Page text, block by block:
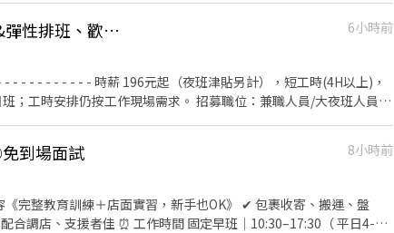
主度高・享津貼加給(需自備機車+駕照) ✅工作內容: 📦 包裹收
護作業 🔄 配合店到店內容調整與支援有人店 🛵 鄰近門市調店支援
13:30 (配合 2-5 小時依照貨量彈性排班) ▸ 晚班:
03:30 (配合 2-4 小時依照貨量彈性排班) ▸ 假日班: 早班 07:00-
排班說明: 平日一週給班 3-5 天, 假日配合主管排班 💰薪資 (含津貼
/ 平鎮 / 八德 / 中壢 💪 其他區域也歡迎直接私訊詢問! 🔥 搶手熱
搶手缺額隨時額滿, 手刀點下方 "立即應徵", 顧問線上馬上回覆
統一超商 桃園平鎮【揚金門市招募】 離家近&彈性排班、歡迎二度就業/樂齡/兼職等
6小時前
到場面試
8小時前
完整教育訓練＋店面實習，新手也OK》 ✔ 包裹收寄、搬運、盤
調店、支援者佳 ⏰ 工作時間 固定早班｜10:30–17:30（ 平日4-